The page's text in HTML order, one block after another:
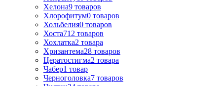
Хелона9 товаров
Хлорофитум0 товаров
Хольбелия0 товаров
Хоста712 товаров
Хохлатка2 товара
Хризантема28 товаров
Цератостигма2 товара
Чабер1 товар
Черноголовка7 товаров